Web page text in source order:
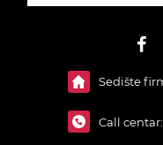
Sedište
Call centar: